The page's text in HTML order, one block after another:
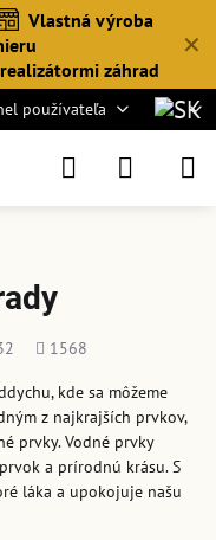
✕
Vlastná výroba
záhrad
používateľa
Počet
1568
kde sa môžeme
z najkrajších prvkov,
prvky. Vodné prvky
a prírodnú krásu. S
láka a upokojuje našu